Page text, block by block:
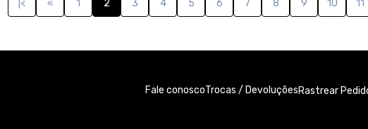
|< « 1 2 3 4 5 6 7 8 9 10 11
Fale conoscoTrocas / DevoluçõesRastrear